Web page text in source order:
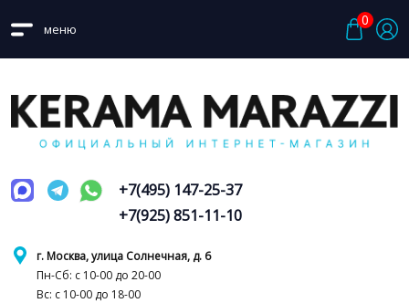
меню
0
г. Москва, улица Солнечная, д. 6
Пн-Сб: с 10-00 до 20-00
Вс: с 10-00 до 18-00
+7(495) 147-25-37
+7(925) 851-11-10